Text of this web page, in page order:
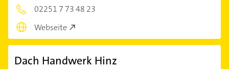
02251 7 73 48 23
Webseite
Dach Handwerk Hinz